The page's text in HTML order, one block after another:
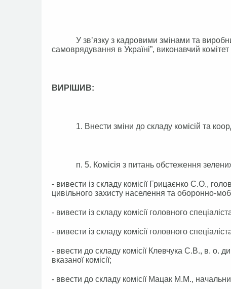
У зв’язку з кадровими змінами та
самоврядування в Україні”, виконавчий комітет
ВИРІШИВ:
1. Внести зміни до складу комісій та
п. 5. Комісія з питань обстеження зелених
- вивести із складу комісії Грицаєнко С.О.,
цивільного захисту населення та оборонно-
- вивести із складу комісії головного
- вивести із складу комісії головного
- ввести до складу комісії Клевчука С.В., в. о.
вказаної комісії;
- ввести до складу комісії Мацак М.М.,